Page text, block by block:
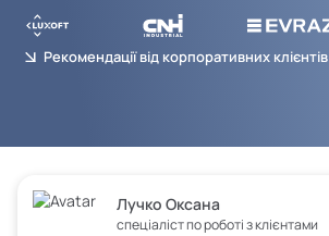
Рекомендації від корпоративних клієнтів
Лучко Оксана
спеціаліст по роботі з клієнтами